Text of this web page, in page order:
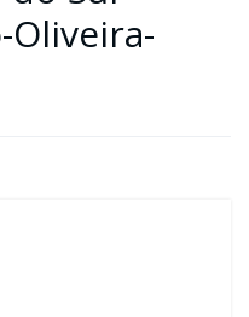
Oliveira-